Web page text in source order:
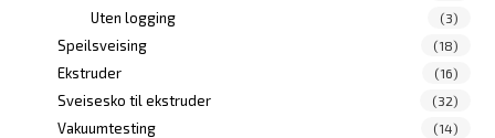
Uten logging (3)
Speilsveising (18)
Ekstruder (16)
Sveisesko til ekstruder (32)
Vakuumtesting (14)